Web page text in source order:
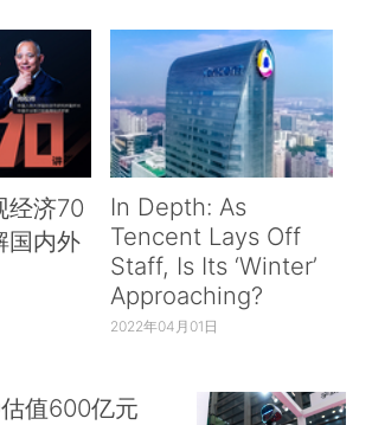
经济70
国内外
In Depth: As
Tencent Lays Off
Staff, Is Its ‘Winter’
Approaching?
2022年04月01日
值600亿元